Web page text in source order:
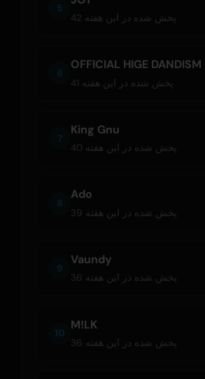
5
42 پخش شده در این هفته
6
OFFICIAL HIGE DANDISM
41 پخش شده در این هفته
7
King Gnu
40 پخش شده در این هفته
8
Ado
39 پخش شده در این هفته
9
Vaundy
36 پخش شده در این هفته
10
M!LK
36 پخش شده در این هفته